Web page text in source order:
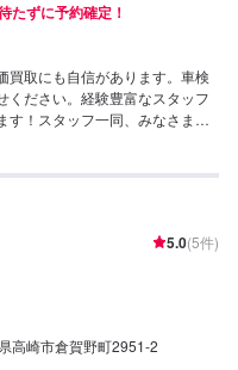
たずに予約確定！
買取にも自信があります。車検
ください。経験豊富なスタッフ
す！スタッフ一同、みなさまの
5.0(5件)
高崎市倉賀野町2951‐2